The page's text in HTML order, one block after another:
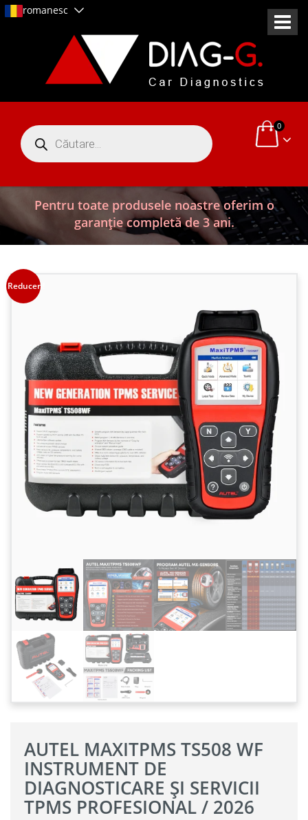
romanesc
Products
search
0
Pentru toate produsele noastre oferim o
garanție completă de 3 ani.
Reduceri!
AUTEL MAXITPMS TS508 WF
INSTRUMENT DE
DIAGNOSTICARE ȘI SERVICII
TPMS PROFESIONAL / 2026